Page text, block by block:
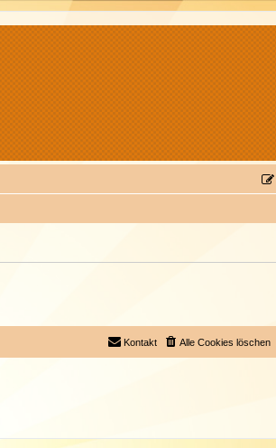
Alle Cookies löschen
Kontakt